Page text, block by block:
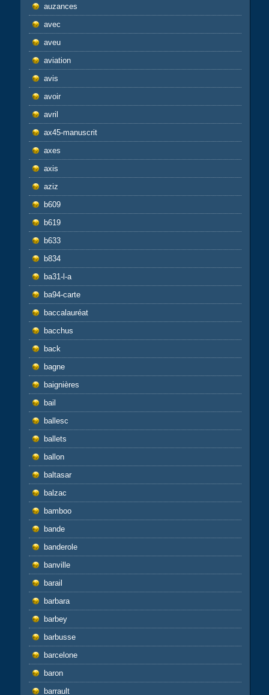
auzances
avec
aveu
aviation
avis
avoir
avril
ax45-manuscrit
axes
axis
aziz
b609
b619
b633
b834
ba31-l-a
ba94-carte
baccalauréat
bacchus
back
bagne
baignières
bail
ballesc
ballets
ballon
baltasar
balzac
bamboo
bande
banderole
banville
barail
barbara
barbey
barbusse
barcelone
baron
barrault